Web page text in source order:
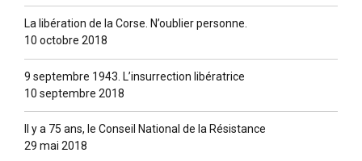
La libération de la Corse. N’oublier personne.
10 octobre 2018
9 septembre 1943. L’insurrection libératrice
10 septembre 2018
Il y a 75 ans, le Conseil National de la Résistance
29 mai 2018